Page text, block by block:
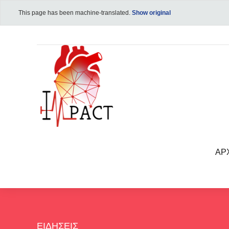
This page has been machine-translated. Show original
ΕΙΔΉΣΕΙΣ